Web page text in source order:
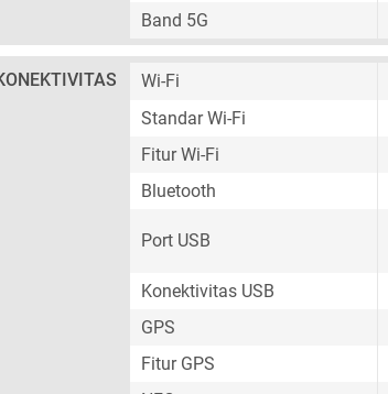
Band 5G
Wi-Fi
Standar Wi-Fi
Fitur Wi-Fi
Bluetooth
Port USB
Konektivitas USB
GPS
Fitur GPS